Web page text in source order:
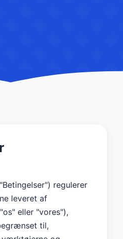
regulerer
leveret af
eller "vores"),
til,